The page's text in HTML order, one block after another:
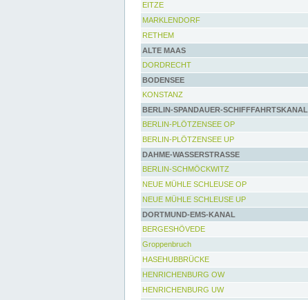
EITZE
MARKLENDORF
RETHEM
ALTE MAAS
DORDRECHT
BODENSEE
KONSTANZ
BERLIN-SPANDAUER-SCHIFFFAHRTSKANAL
BERLIN-PLÖTZENSEE OP
BERLIN-PLÖTZENSEE UP
DAHME-WASSERSTRASSE
BERLIN-SCHMÖCKWITZ
NEUE MÜHLE SCHLEUSE OP
NEUE MÜHLE SCHLEUSE UP
DORTMUND-EMS-KANAL
BERGESHÖVEDE
Groppenbruch
HASEHUBBRÜCKE
HENRICHENBURG OW
HENRICHENBURG UW